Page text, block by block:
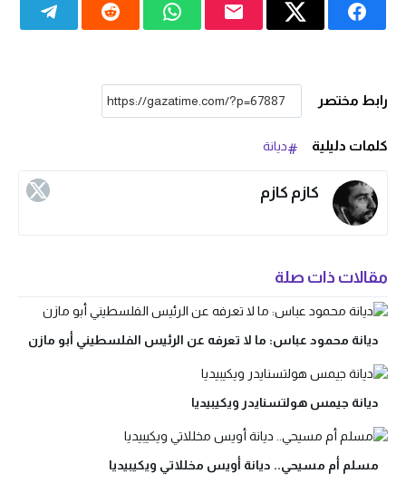
رابط مختصر
كلمات دليلية ديانة
كازم كازم
مقالات ذات صلة
ديانة محمود عباس: ما لا تعرفه عن الرئيس الفلسطيني أبو مازن
ديانة جيمس هولتسنايدر ويكيبيديا
مسلم أم مسيحي.. ديانة أويس مخللاتي ويكيبيديا